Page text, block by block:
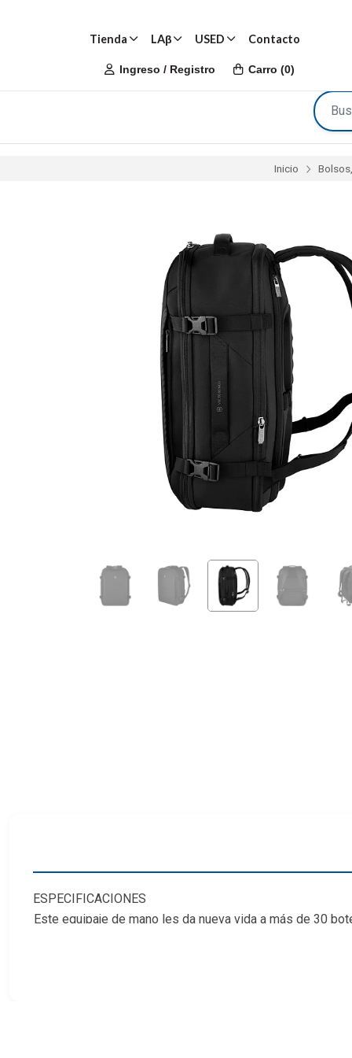
Tienda LAβ USED Contacto
Ingreso / Registro Carro (0)
Inicio
ESPECIFICACIONES
Este equipaje de mano les da nueva vida a más de 30
cremallera separado para un dispositivo de hasta 15.6